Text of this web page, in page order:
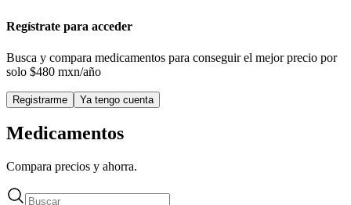
Regístrate para acceder
Busca y compara medicamentos para conseguir el mejor precio por
solo $480 mxn/año
Registrarme Ya tengo cuenta
Medicamentos
Compara precios y ahorra.